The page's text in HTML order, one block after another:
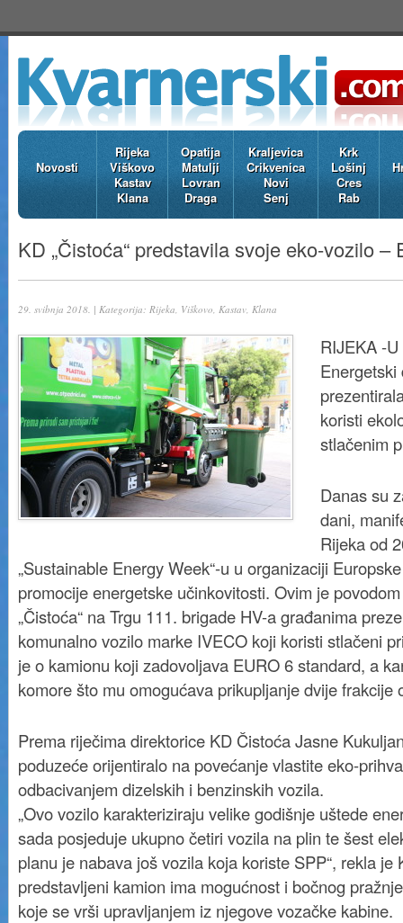
Novosti
Rijeka
Viškovo
Kastav
Klana
Opatija
Matulji
Lovran
Draga
Kraljevica
Crikvenica
Novi
Senj
Krk
Lošinj
Cres
Rab
KD „Čistoća“ predstavila svoje eko-vozilo –
29. svibnja 2018. | Kategorija: Rijeka, Viškovo, Kastav, Klana
RIJEKA -
Energetski
koristi
stlačenim
Danas su
dani,
Rijeka od
„Sustainable Energy Week“-u u organizaciji
promocije energetske učinkovitosti. Ovim je
„Čistoća“ na Trgu 111. brigade HV-a građanima
komunalno vozilo marke IVECO koji koristi stlačeni
je o kamionu koji zadovoljava EURO 6 standard, a
komore što mu omogućava prikupljanje dvije frakcije
Prema riječima direktorice KD Čistoća Jasne
poduzeće orijentiralo na povećanje vlastite eko-
odbacivanjem dizelskih i benzinskih vozila.
„Ovo vozilo karakteriziraju velike godišnje uštede
sada posjeduje ukupno četiri vozila na plin te šest
planu je nabava još vozila koja koriste SPP“, rekla je
predstavljeni kamion ima mogućnost i bočnog
koje se vrši upravljanjem iz njegove vozačke kabine.